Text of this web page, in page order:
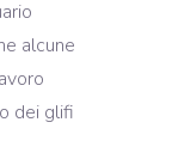
alcune
dei glifi